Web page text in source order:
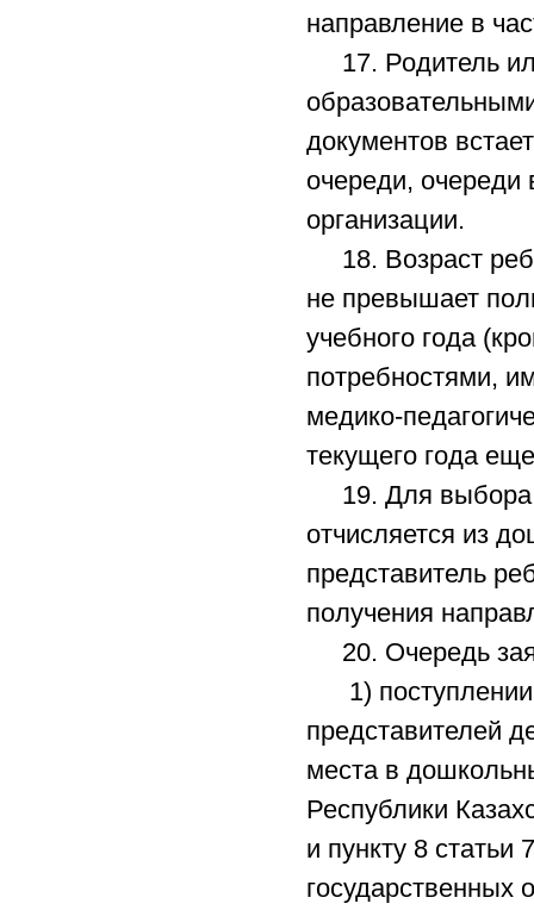
направление в
17. Родитель
документов
очереди,
организации.
18. Возраст
не превышает
учебного года
потребностями,
медико-
текущего года
19. Для выбора
отчисляется из
представитель
получения
20. Очередь
1) поступлении
представителей
места в
Республики
и пункту 8
государственных